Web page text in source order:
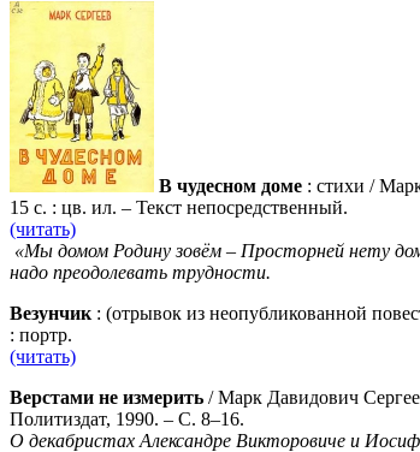
В чудесном доме : стихи /
15 с. : цв. ил. – Текст непосредственный.
(читать)
«Мы домом Родину зовём – Просторней нету
надо преодолевать трудности.
Везунчик : (отрывок из неопубликованной
: портр.
(читать)
Верстами не измерить / Марк Давидович
Политиздат, 1990. – С. 8–16.
О декабристах Александре Викторовиче и